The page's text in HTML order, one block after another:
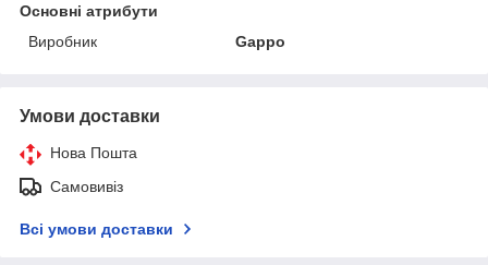
Основні атрибути
Виробник
Gappo
Умови доставки
Нова Пошта
Самовивіз
Всі умови доставки